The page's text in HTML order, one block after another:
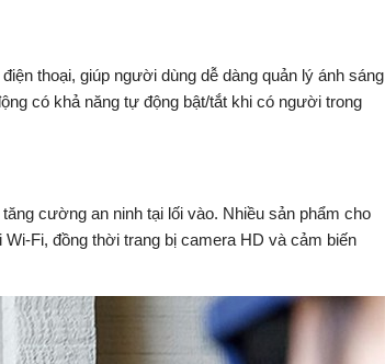
thoại, giúp người dùng dễ dàng quản lý ánh sáng
có khả năng tự động bật/tắt khi có người trong
cường an ninh tại lối vào. Nhiều sản phẩm cho
Fi, đồng thời trang bị camera HD và cảm biến